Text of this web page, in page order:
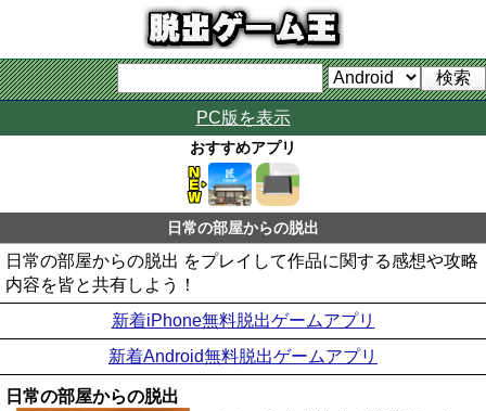
PC版を表示
おすすめアプリ
日常の部屋からの脱出
日常の部屋からの脱出 をプレイして作品に関する感想や攻略
内容を皆と共有しよう！
新着iPhone無料脱出ゲームアプリ
新着Android無料脱出ゲームアプリ
日常の部屋からの脱出